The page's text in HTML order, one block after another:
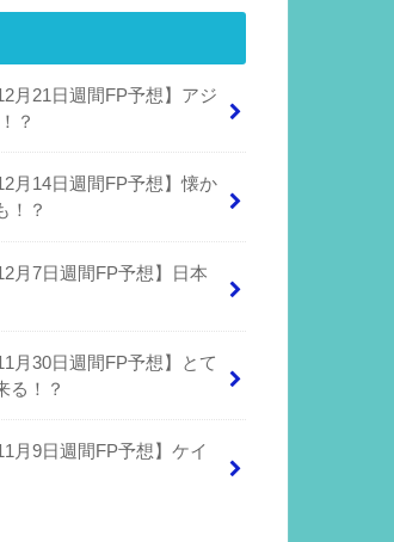
月21日週間FP予想】アジ
？
月14日週間FP予想】懐か
！？
月7日週間FP予想】日本
月30日週間FP予想】とて
る！？
月9日週間FP予想】ケイ